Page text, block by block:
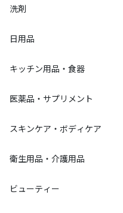
洗剤
日用品
キッチン用品・食器
医薬品・サプリメント
スキンケア・ボディケア
衛生用品・介護用品
ビューティー